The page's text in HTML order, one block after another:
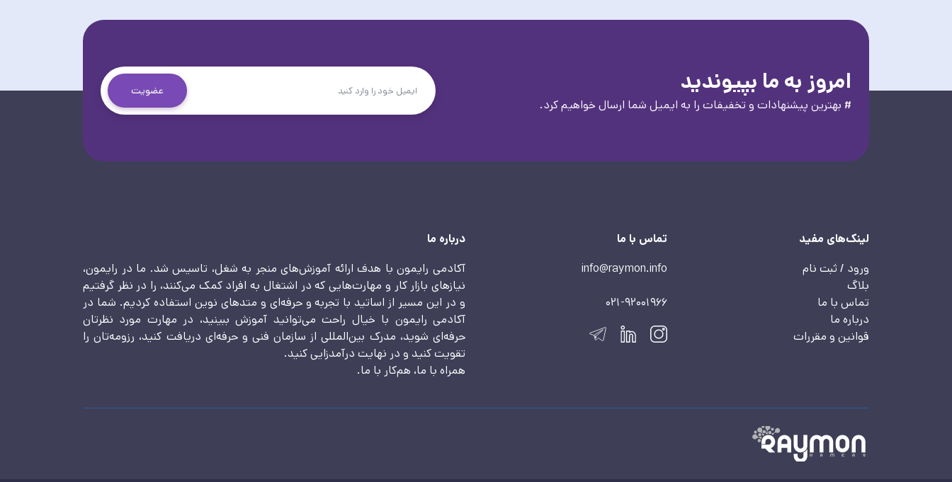
امروز به ما بپیوندید
# بهترین پیشنهادات و تخفیفات را به ایمیل شما ارسال خواهیم کرد.
عضویت
لینک‌های مفید
ورود / ثبت نام
بلاگ
تماس با ما
درباره ما
قوانین و مقررات
تماس با ما
info@raymon.info
021-92001966
درباره ما
آکادمی رایمون با هدف ارائه آموزش‌های منجر به شغل، تاسیس شد. ما در رایمون،
نیازهای بازار کار و مهارت‌هایی که در اشتغال به افراد کمک می‌کنند، را در نظر گرفتیم
و در این مسیر از اساتید با تجربه و حرفه‌ای و متدهای نوین استفاده کردیم. شما در
آکادمی رایمون با خیال راحت می‌توانید آموزش ببینید، در مهارت مورد نظرتان
حرفه‌ای شوید، مدرک بین‌المللی از سازمان فنی و حرفه‌ای دریافت کنید، رزومه‌تان را
تقویت کنید و در نهایت درآمدزایی کنید.
همراه با ما، هم‌کار با ما.